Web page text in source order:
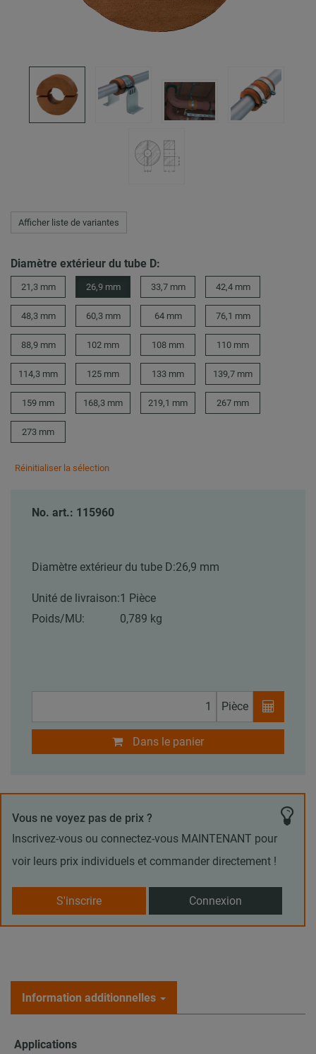
Afficher liste de variantes
Diamètre extérieur du tube D:
21,3 mm 26,9 mm 33,7 mm 42,4 mm
48,3 mm 60,3 mm 64 mm 76,1 mm
88,9 mm 102 mm 108 mm 110 mm
114,3 mm 125 mm 133 mm 139,7 mm
159 mm 168,3 mm 219,1 mm 267 mm
273 mm
Réinitialiser la sélection
No. art.: 115960
Diamètre extérieur du tube D:26,9 mm
Unité de livraison:1 Pièce
Poids/MU:
0,789 kg
Pièce
Dans le panier
Vous ne voyez pas de prix ?
Inscrivez-vous ou connectez-vous MAINTENANT pour
voir leurs prix individuels et commander directement !
S'inscrire Connexion
Information additionnelles
Applications